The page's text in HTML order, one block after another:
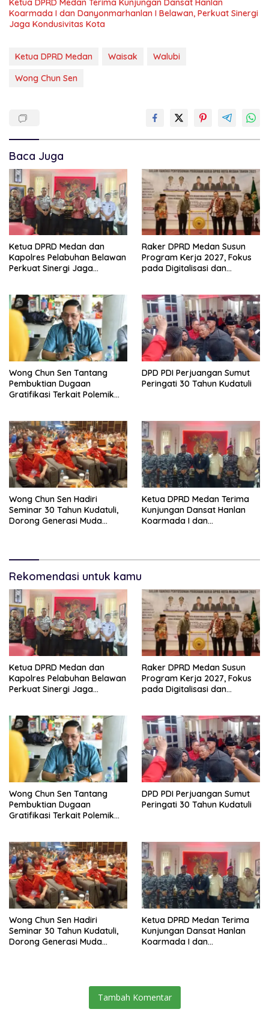
Ketua DPRD Medan Terima Kunjungan Dansat Hanlan
Koarmada I dan Danyonmarhanlan I Belawan, Perkuat Sinergi
Jaga Kondusivitas Kota
Ketua DPRD Medan Waisak
Walubi
Wong Chun Sen
Baca Juga
Ketua DPRD Medan dan
Kapolres Pelabuhan Belawan
Perkuat Sinergi Jaga
Belawan
Raker DPRD Medan Susun
Program Kerja 2027, Fokus
pada Digitalisasi dan
Wong Chun Sen Tantang
Pembuktian Dugaan
Gratifikasi Terkait Polemik
DPD PDI Perjuangan Sumut
Peringati 30 Tahun Kudatuli
Wong Chun Sen Hadiri
Seminar 30 Tahun Kudatuli,
Dorong Generasi Muda
Ketua DPRD Medan Terima
Kunjungan Dansat Hanlan
Koarmada I dan
Rekomendasi untuk kamu
Ketua DPRD Medan dan
Kapolres Pelabuhan Belawan
Perkuat Sinergi Jaga
Belawan
Raker DPRD Medan Susun
Program Kerja 2027, Fokus
pada Digitalisasi dan
Wong Chun Sen Tantang
Pembuktian Dugaan
Gratifikasi Terkait Polemik
DPD PDI Perjuangan Sumut
Peringati 30 Tahun Kudatuli
Wong Chun Sen Hadiri
Seminar 30 Tahun Kudatuli,
Dorong Generasi Muda
Ketua DPRD Medan Terima
Kunjungan Dansat Hanlan
Koarmada I dan
Tambah Komentar